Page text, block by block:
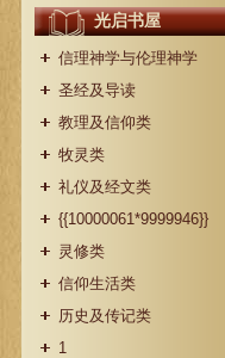
光启书屋
信理神学与伦理神学
圣经及导读
教理及信仰类
牧灵类
礼仪及经文类
{{10000061*9999946}}
灵修类
信仰生活类
历史及传记类
1